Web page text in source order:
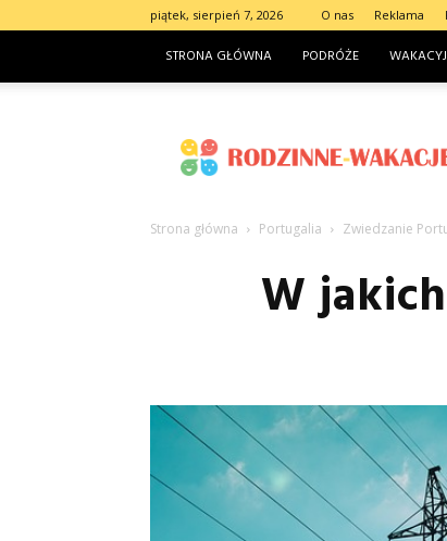
piątek, sierpień 7, 2026 O nas Reklama
STRONA GŁÓWNA PODRÓŻE
wakacje.pl
Strona główna Portugalia Zwiedzanie
W